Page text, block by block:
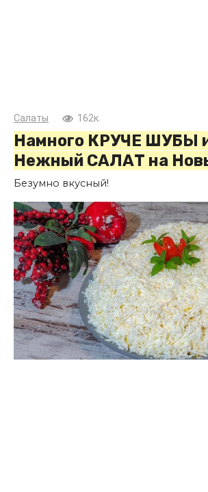
Салаты 162к.
Намного КРУЧЕ ШУБЫ
Нежный САЛАТ на
Безумно вкусный!